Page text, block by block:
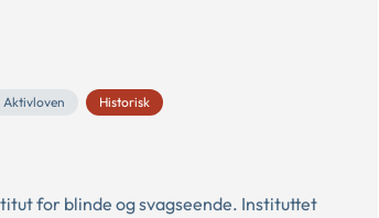
Aktivloven Historisk
for blinde og svagseende. Instituttet